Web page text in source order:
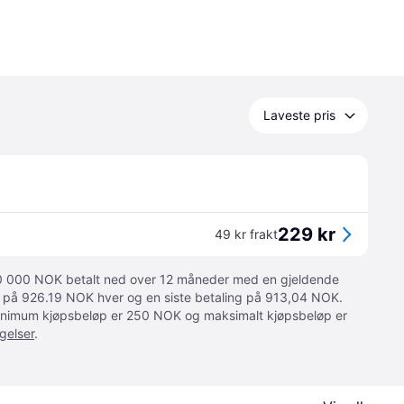
Laveste pris
49 kr frakt229 kr
000 NOK betalt ned over 12 måneder med en gjeldende
926.19 NOK hver og en siste betaling på 913,04 NOK.
kjøpsbeløp er 250 NOK og maksimalt kjøpsbeløp er
.